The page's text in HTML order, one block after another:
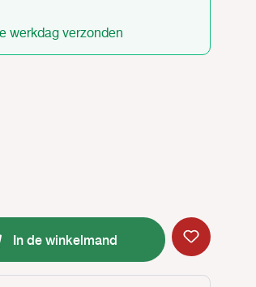
werkdag verzonden
Voer de
In de winkelmand